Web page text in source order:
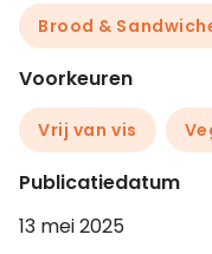
Brood &
Voorkeuren
Vrij van vis
Publicatiedatum
13 mei 2025